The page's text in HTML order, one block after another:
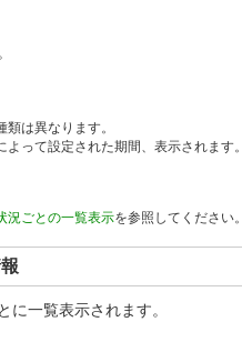
は異なります。
って設定された期間、表示されます。
況ごとの一覧表示を参照してください。
に一覧表示されます。